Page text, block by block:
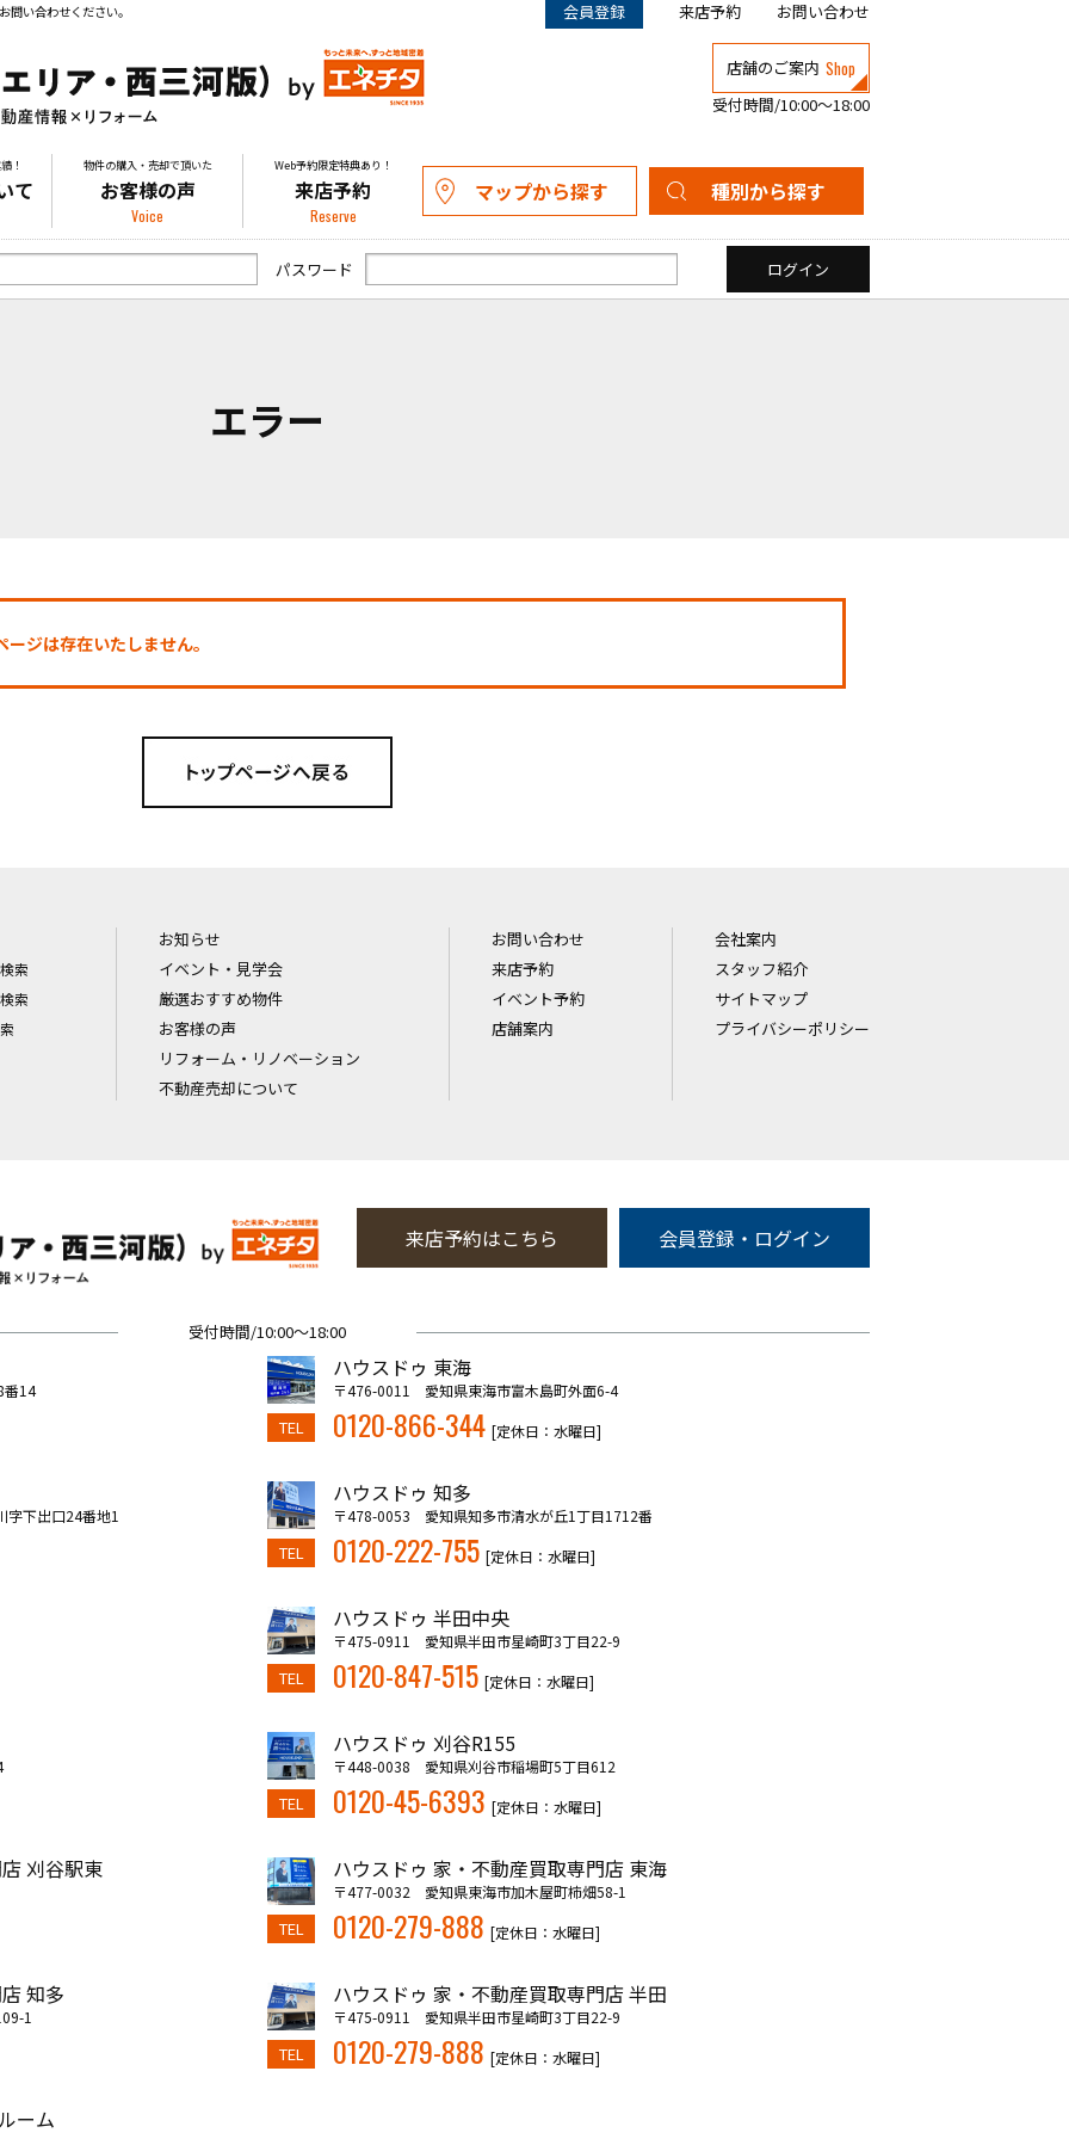
問い合わせください。 会員登録 来店予約 お問い合わせ
店舗のご案内 Shop
受付時間/10:00～18:00
！
て
物件の購入・売却で頂いた
お客様の声
Voice
Web予約限定特典あり！
来店予約
Reserve
マップから探す 種別から探す
新築一戸建て
中古一戸建て
マンション
土地
パスワード
エラー
は存在いたしません。
索
索
お知らせ
イベント・見学会
厳選おすすめ物件
お客様の声
リフォーム・リノベーション
不動産売却について
お問い合わせ
来店予約
イベント予約
店舗案内
会社案内
スタッフ紹介
サイトマップ
プライバシーポリシー
来店予約はこちら 会員登録・ログイン
受付時間/10:00～18:00
番14
ハウスドゥ 東海
〒476-0011 愛知県東海市富木島町外面6-4
TEL 0120-866-344 [定休日：水曜日]
下出口24番地1
ハウスドゥ 知多
〒478-0053 愛知県知多市清水が丘1丁目1712番
TEL 0120-222-755 [定休日：水曜日]
ハウスドゥ 半田中央
〒475-0911 愛知県半田市星崎町3丁目22-9
TEL 0120-847-515 [定休日：水曜日]
ハウスドゥ 刈谷R155
〒448-0038 愛知県刈谷市稲場町5丁目612
TEL 0120-45-6393 [定休日：水曜日]
刈谷駅東 ハウスドゥ 家・不動産買取専門店 東海
〒477-0032 愛知県東海市加木屋町柿畑58-1
TEL 0120-279-888 [定休日：水曜日]
知多
1
ハウスドゥ 家・不動産買取専門店 半田
〒475-0911 愛知県半田市星崎町3丁目22-9
TEL 0120-279-888 [定休日：水曜日]
ーム